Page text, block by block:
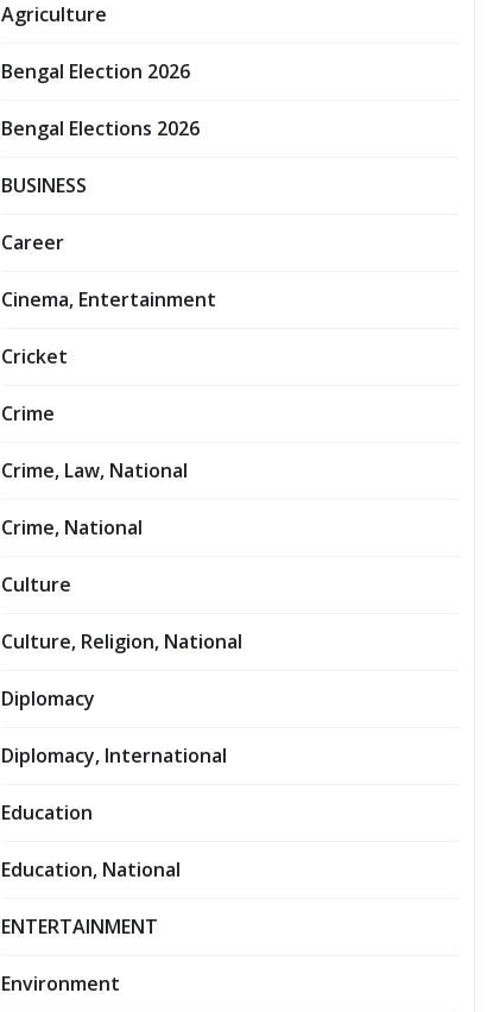
Agriculture
Bengal Election 2026
Bengal Elections 2026
BUSINESS
Career
Cinema, Entertainment
Cricket
Crime
Crime, Law, National
Crime, National
Culture
Culture, Religion, National
Diplomacy
Diplomacy, International
Education
Education, National
ENTERTAINMENT
Environment